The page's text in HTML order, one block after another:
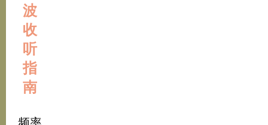
波
收
听
指
南